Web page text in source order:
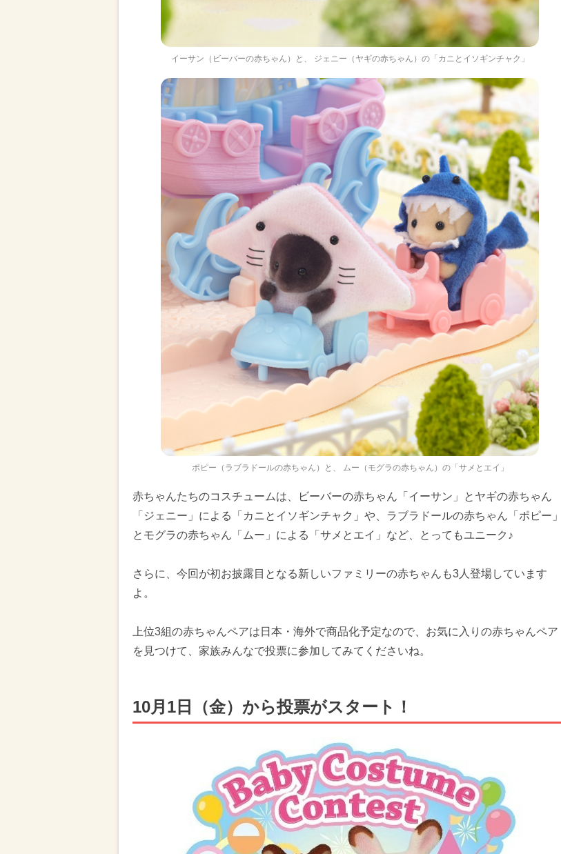
イーサン（ビーバーの赤ちゃん）と、 ジェニー（ヤギの赤ちゃん）の「カニとイソギンチャク」
ポピー（ラブラドールの赤ちゃん）と、 ムー（モグラの赤ちゃん）の「サメとエイ」
赤ちゃんたちのコスチュームは、ビーバーの赤ちゃん「イーサン」とヤギの赤ちゃん
「ジェニー」による「カニとイソギンチャク」や、ラブラドールの赤ちゃん「ポピー」
とモグラの赤ちゃん「ムー」による「サメとエイ」など、とってもユニーク♪
さらに、今回が初お披露目となる新しいファミリーの赤ちゃんも3人登場しています
よ。
上位3組の赤ちゃんペアは日本・海外で商品化予定なので、お気に入りの赤ちゃんペア
を見つけて、家族みんなで投票に参加してみてくださいね。
10月1日（金）から投票がスタート！